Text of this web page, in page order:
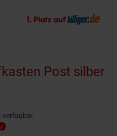
Post silber
verfügbar